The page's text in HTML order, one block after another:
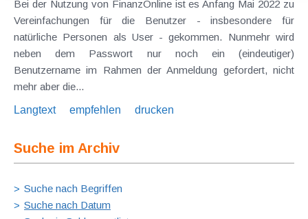
Bei der Nutzung von FinanzOnline ist es Anfang Mai 2022 zu
Vereinfachungen für die Benutzer - insbesondere für
natürliche Personen als User - gekommen. Nunmehr wird
neben dem Passwort nur noch ein (eindeutiger)
Benutzername im Rahmen der Anmeldung gefordert, nicht
mehr aber die...
Langtext
empfehlen drucken
Suche im Archiv
Suche nach Begriffen
Suche nach Datum